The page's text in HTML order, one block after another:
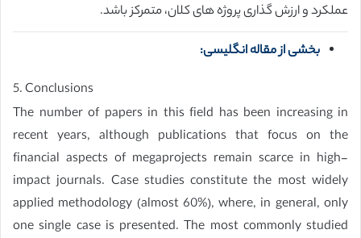
عملکرد و ارزش گذاری پروژه های کلان، متمرکز باشد.
بخشی از مقاله انگلیسی:
5. Conclusions
The number of papers in this field has been increasing in
recent years, although publications that focus on the
financial aspects of megaprojects remain scarce in high-
impact journals. Case studies constitute the most widely
applied methodology (almost 60%), where, in general, only
one single case is presented. The most commonly studied